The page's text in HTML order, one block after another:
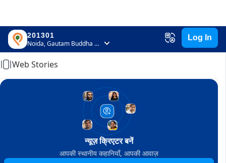
201301
Noida, Gautam Buddha Nagar, Uttar Pradesh
Log In
Home
Web Stories
न्यूज़ क्रिएटर बनें
आपकी स्थानीय कहानियाँ, आपकी आवाज़